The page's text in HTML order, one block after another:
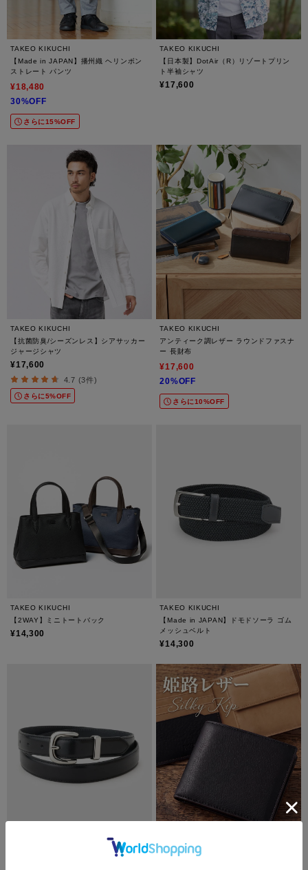
TAKEO KIKUCHI
【Made in JAPAN】播州織 ヘリンボン
ストレート パンツ
¥18,480
30%OFF
さらに15%OFF
TAKEO KIKUCHI
【日本製】DotAir（R）リゾートプリン
ト半袖シャツ
¥17,600
TAKEO KIKUCHI
【抗菌防臭/シーズンレス】シアサッカー
ジャージシャツ
¥17,600
4.7 (3件)
さらに5%OFF
TAKEO KIKUCHI
アンティーク調レザー ラウンドファスナ
ー 長財布
¥17,600
20%OFF
さらに10%OFF
TAKEO KIKUCHI
【2WAY】ミニトートバック
¥14,300
TAKEO KIKUCHI
【Made in JAPAN】ドモドソーラ ゴム
メッシュベルト
¥14,300
TAKEO KIKUCHI